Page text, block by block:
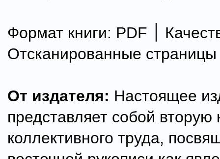
Формат книги: PDF ׀ Качество:
Отсканированные страницы
От издателя: Настоящее
представляет собой вторую
коллективного труда,